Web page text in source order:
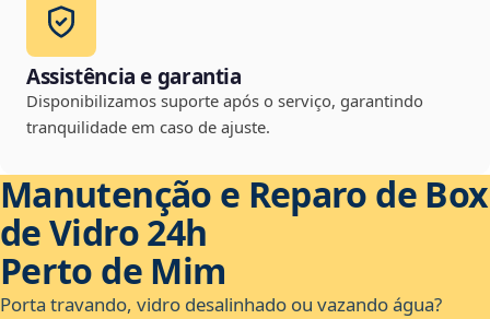
Assistência e garantia
Disponibilizamos suporte após o serviço, garantindo
tranquilidade em caso de ajuste.
Manutenção e Reparo de Box
de Vidro 24h
Perto de Mim
Porta travando, vidro desalinhado ou vazando água?